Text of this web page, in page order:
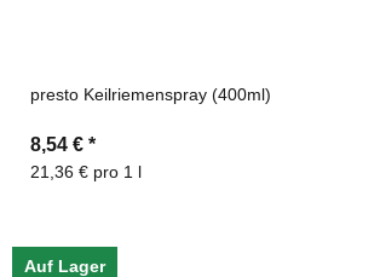
presto Keilriemenspray (400ml)
8,54 € *
21,36 € pro 1 l
Auf Lager